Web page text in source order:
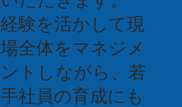
経験を活かして現
場全体をマネジメ
ントしながら、若
手社員の育成にも